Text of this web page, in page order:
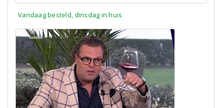
Vandaag besteld, dinsdag in huis